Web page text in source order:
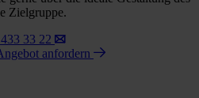
Zielgruppe.
33 22
anfordern